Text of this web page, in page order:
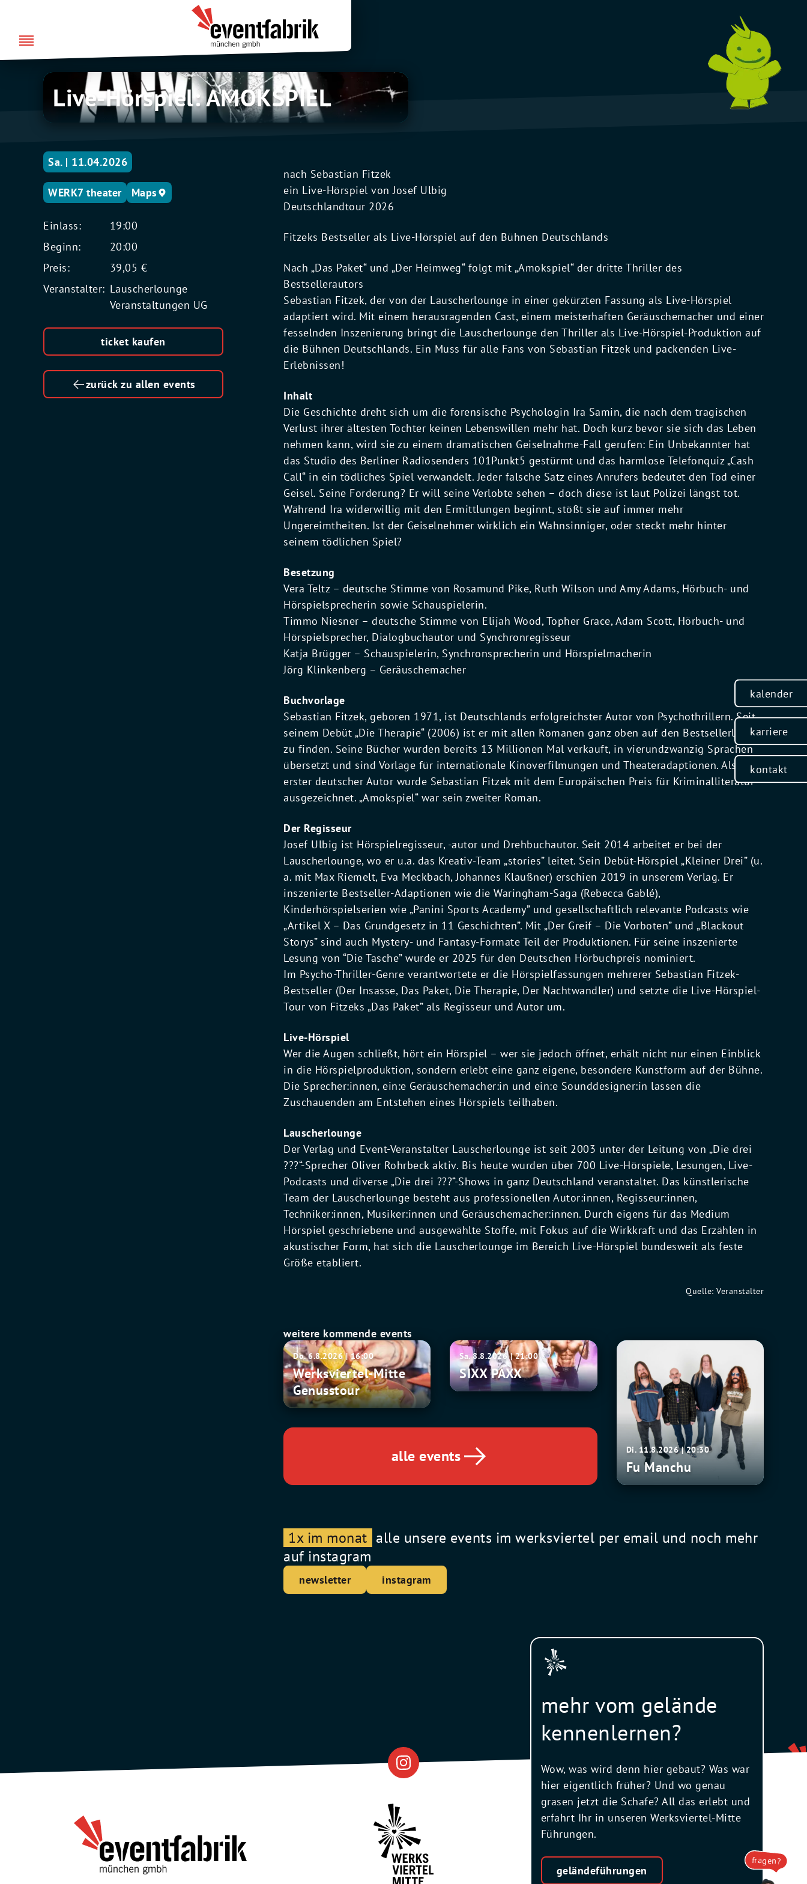
springen
kalender
karriere
kontakt
Live-
Hörspiel:
AMOKSPIEL
Live-Hörspiel: AMOKSPIEL
nach Sebastian Fitzek
ein Live-Hörspiel von Josef Ulbig
Deutschlandtour 2026
Fitzeks Bestseller als Live-Hörspiel auf den Bühnen Deutschlands
Nach „Das Paket“ und „Der Heimweg“ folgt mit „Amokspiel“ der dritte Thriller des
Bestsellerautors
Sebastian Fitzek, der von der Lauscherlounge in einer gekürzten Fassung als Live-Hörspiel
adaptiert wird. Mit einem herausragenden Cast, einem meisterhaften Geräuschemacher und einer
fesselnden Inszenierung bringt die Lauscherlounge den Thriller als Live-Hörspiel-Produktion auf
die Bühnen Deutschlands. Ein Muss für alle Fans von Sebastian Fitzek und packenden Live-
Erlebnissen!
Inhalt
Die Geschichte dreht sich um die forensische Psychologin Ira Samin, die nach dem tragischen
Verlust ihrer ältesten Tochter keinen Lebenswillen mehr hat. Doch kurz bevor sie sich das Leben
nehmen kann, wird sie zu einem dramatischen Geiselnahme-Fall gerufen: Ein Unbekannter hat
das Studio des Berliner Radiosenders 101Punkt5 gestürmt und das harmlose Telefonquiz „Cash
Call“ in ein tödliches Spiel verwandelt. Jeder falsche Satz eines Anrufers bedeutet den Tod einer
Geisel. Seine Forderung? Er will seine Verlobte sehen – doch diese ist laut Polizei längst tot.
Während Ira widerwillig mit den Ermittlungen beginnt, stößt sie auf immer mehr
Ungereimtheiten. Ist der Geiselnehmer wirklich ein Wahnsinniger, oder steckt mehr hinter
seinem tödlichen Spiel?
Besetzung
Vera Teltz – deutsche Stimme von Rosamund Pike, Ruth Wilson und Amy Adams, Hörbuch- und
Hörspielsprecherin sowie Schauspielerin.
Timmo Niesner – deutsche Stimme von Elijah Wood, Topher Grace, Adam Scott, Hörbuch- und
Hörspielsprecher, Dialogbuchautor und Synchronregisseur
Katja Brügger – Schauspielerin, Synchronsprecherin und Hörspielmacherin
Jörg Klinkenberg – Geräuschemacher
Buchvorlage
Sebastian Fitzek, geboren 1971, ist Deutschlands erfolgreichster Autor von Psychothrillern. Seit
seinem Debüt „Die Therapie“ (2006) ist er mit allen Romanen ganz oben auf den Bestsellerlisten
zu finden. Seine Bücher wurden bereits 13 Millionen Mal verkauft, in vierundzwanzig Sprachen
übersetzt und sind Vorlage für internationale Kinoverfilmungen und Theateradaptionen. Als
erster deutscher Autor wurde Sebastian Fitzek mit dem Europäischen Preis für Kriminalliteratur
ausgezeichnet. „Amokspiel“ war sein zweiter Roman.
Der Regisseur
Josef Ulbig ist Hörspielregisseur, -autor und Drehbuchautor. Seit 2014 arbeitet er bei der
Lauscherlounge, wo er u.a. das Kreativ-Team „stories” leitet. Sein Debüt-Hörspiel „Kleiner Drei” (u.
a. mit Max Riemelt, Eva Meckbach, Johannes Klaußner) erschien 2019 in unserem Verlag. Er
inszenierte Bestseller-Adaptionen wie die Waringham-Saga (Rebecca Gablé),
Kinderhörspielserien wie „Panini Sports Academy” und gesellschaftlich relevante Podcasts wie
„Artikel X – Das Grundgesetz in 11 Geschichten”. Mit „Der Greif – Die Vorboten” und „Blackout
Storys” sind auch Mystery- und Fantasy-Formate Teil der Produktionen. Für seine inszenierte
Lesung von “Die Tasche” wurde er 2025 für den Deutschen Hörbuchpreis nominiert.
Im Psycho-Thriller-Genre verantwortete er die Hörspielfassungen mehrerer Sebastian Fitzek-
Bestseller (Der Insasse, Das Paket, Die Therapie, Der Nachtwandler) und setzte die Live-Hörspiel-
Tour von Fitzeks „Das Paket” als Regisseur und Autor um.
Live-Hörspiel
Wer die Augen schließt, hört ein Hörspiel – wer sie jedoch öffnet, erhält nicht nur einen Einblick
in die Hörspielproduktion, sondern erlebt eine ganz eigene, besondere Kunstform auf der Bühne.
Die Sprecher:innen, ein:e Geräuschemacher:in und ein:e Sounddesigner:in lassen die
Zuschauenden am Entstehen eines Hörspiels teilhaben.
Lauscherlounge
Der Verlag und Event-Veranstalter Lauscherlounge ist seit 2003 unter der Leitung von „Die drei
???“-Sprecher Oliver Rohrbeck aktiv. Bis heute wurden über 700 Live-Hörspiele, Lesungen, Live-
Podcasts und diverse „Die drei ???“-Shows in ganz Deutschland veranstaltet. Das künstlerische
Team der Lauscherlounge besteht aus professionellen Autor:innen, Regisseur:innen,
Techniker:innen, Musiker:innen und Geräuschemacher:innen. Durch eigens für das Medium
Hörspiel geschriebene und ausgewählte Stoffe, mit Fokus auf die Wirkkraft und das Erzählen in
akustischer Form, hat sich die Lauscherlounge im Bereich Live-Hörspiel bundesweit als feste
Größe etabliert.
Quelle: Veranstalter
weitere kommende events
Werksviertel-
Mitte
Genusstour
Do. 6.8.2026 | 16:00
Werksviertel-Mitte
Genusstour
SIXX
PAXX
Sa. 8.8.2026 | 21:00
SIXX PAXX
Fu
Manchu
Di. 11.8.2026 | 20:30
Fu Manchu
alle events
1x im monat alle unsere events im werksviertel per email und noch mehr
auf instagram
newsletter instagram
Sa. | 11.04.2026
WERK7 theater Maps
Einlass:
19:00
Beginn:
20:00
Preis:
39,05 €
Veranstalter: Lauscherlounge
Veranstaltungen UG
ticket kaufen
zurück zu allen events
fragen?
mehr vom gelände
kennenlernen?
Wow, was wird denn hier gebaut? Was war
hier eigentlich früher? Und wo genau
grasen jetzt die Schafe? All das erlebt und
erfahrt Ihr in unseren Werksviertel-Mitte
Führungen.
geländeführungen